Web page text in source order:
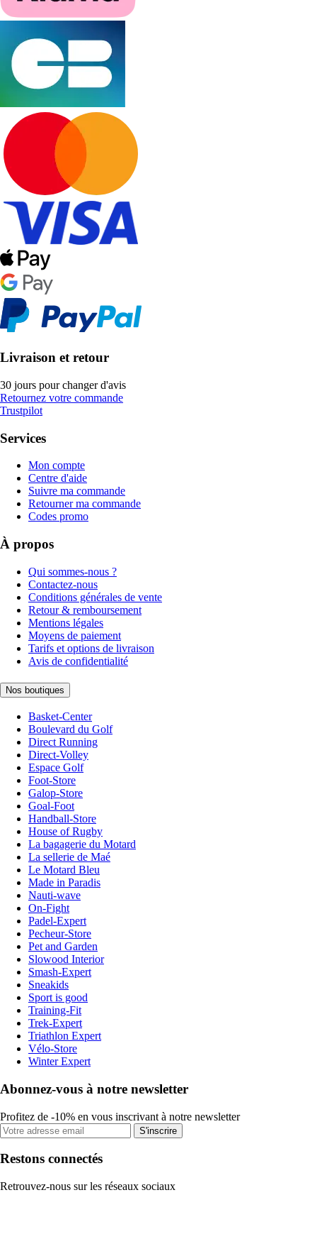
Livraison et retour
30 jours pour changer d'avis
Retournez votre commande
Trustpilot
Services
Mon compte
Centre d'aide
Suivre ma commande
Retourner ma commande
Codes promo
À propos
Qui sommes-nous ?
Contactez-nous
Conditions générales de vente
Retour & remboursement
Mentions légales
Moyens de paiement
Tarifs et options de livraison
Avis de confidentialité
Nos boutiques
Basket-Center
Boulevard du Golf
Direct Running
Direct-Volley
Espace Golf
Foot-Store
Galop-Store
Goal-Foot
Handball-Store
House of Rugby
La bagagerie du Motard
La sellerie de Maé
Le Motard Bleu
Made in Paradis
Nauti-wave
On-Fight
Padel-Expert
Pecheur-Store
Pet and Garden
Slowood Interior
Smash-Expert
Sneakids
Sport is good
Training-Fit
Trek-Expert
Triathlon Expert
Vélo-Store
Winter Expert
Abonnez-vous à notre newsletter
Profitez de -10% en vous inscrivant à notre newsletter
S'inscrire
Restons connectés
Retrouvez-nous sur les réseaux sociaux